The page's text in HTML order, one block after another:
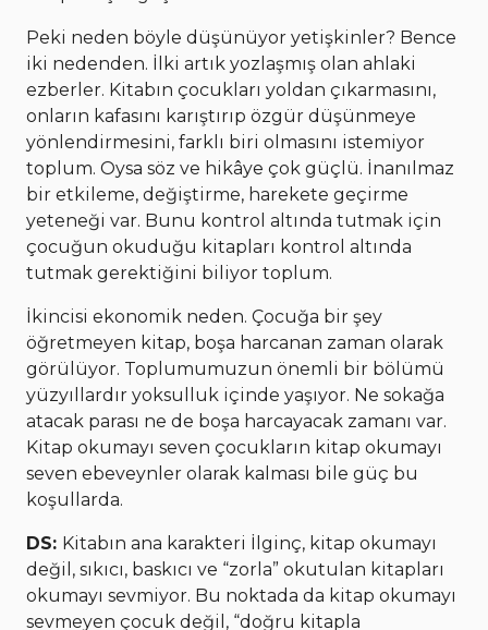
Peki neden böyle düşünüyor yetişkinler? Bence
iki nedenden. İlki artık yozlaşmış olan ahlaki
ezberler. Kitabın çocukları yoldan çıkarmasını,
onların kafasını karıştırıp özgür düşünmeye
yönlendirmesini, farklı biri olmasını istemiyor
toplum. Oysa söz ve hikâye çok güçlü. İnanılmaz
bir etkileme, değiştirme, harekete geçirme
yeteneği var. Bunu kontrol altında tutmak için
çocuğun okuduğu kitapları kontrol altında
tutmak gerektiğini biliyor toplum.
İkincisi ekonomik neden. Çocuğa bir şey
öğretmeyen kitap, boşa harcanan zaman olarak
görülüyor. Toplumumuzun önemli bir bölümü
yüzyıllardır yoksulluk içinde yaşıyor. Ne sokağa
atacak parası ne de boşa harcayacak zamanı var.
Kitap okumayı seven çocukların kitap okumayı
seven ebeveynler olarak kalması bile güç bu
koşullarda.
DS: Kitabın ana karakteri İlginç, kitap okumayı
değil, sıkıcı, baskıcı ve “zorla” okutulan kitapları
okumayı sevmiyor. Bu noktada da kitap okumayı
sevmeyen çocuk değil, “doğru kitapla